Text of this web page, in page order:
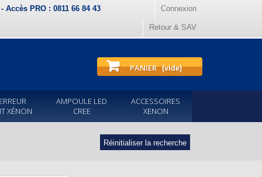
Connexion
Accès PRO : 0811 66 84 43
Retour & SAV
PANIER (vide)
XÉNON
AMPOULE LED
CREE
ACCESSOIRES
XENON
Réinitialiser la recherche